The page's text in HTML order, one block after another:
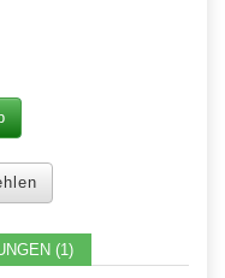
(1)